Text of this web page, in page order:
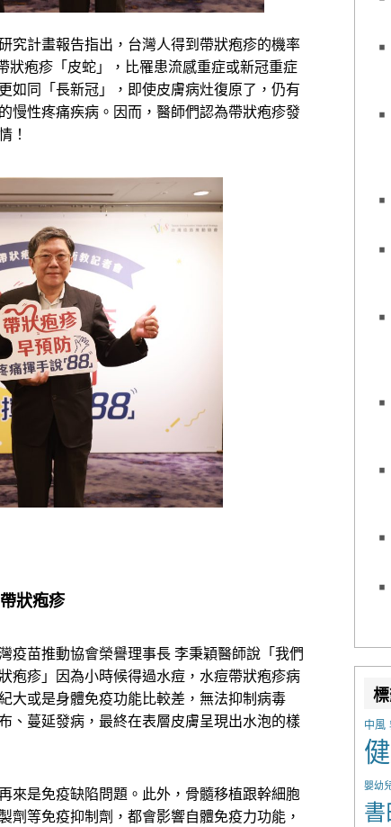
究計畫報告指出，台灣人得到帶狀疱疹的機率
狀疱疹「皮蛇」，比罹患流感重症或新冠重症
如同「長新冠」，即使皮膚病灶復原了，仍有
慢性疼痛疾病。因而，醫師們認為帶狀疱疹發
！
狀疱疹
疫苗推動協會榮譽理事長 李秉穎醫師說「我們
疱疹」因為小時候得過水痘，水痘帶狀疱疹病
大或是身體免疫功能比較差，無法抑制病毒
、蔓延發病，最終在表層皮膚呈現出水泡的樣
來是免疫缺陷問題。此外，骨髓移植跟幹細胞
劑等免疫抑制劑，都會影響自體免疫力功能，
中風
嬰幼
書